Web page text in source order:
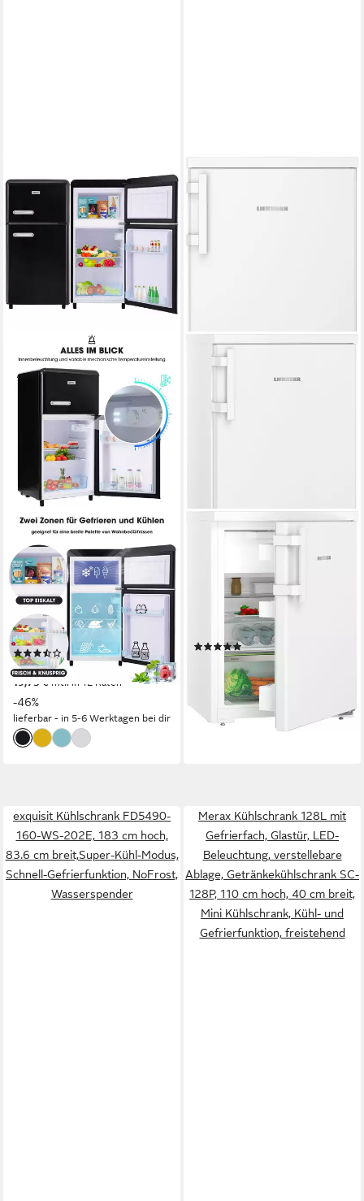
MERAX
Table Top Kühlschrank Retro
Kühl-/Gefrierkombination
BCD-100C
45 x 89 x 46 cm
B/H/T
39 dB(A)
Betriebsgeräusch
Produktdatenblatt
(22)
215,99 € UVP
399,99 €
19,73 € mtl. in 12 Raten
-46%
lieferbar - in 5-6 Werktagen bei dir
LIEBHERR
Kühlschrank Prime Rdi
60 x 85 x 60,7 cm B/H/T
Kapazität Kühlen
Kapazität Frieren
Produktdatenblatt
(1)
549,00 € UVP619,00 €
15,94 €mtl. in 48 Raten
lieferbar - in 2-3 Werktagen bei dir
exquisit Kühlschrank FD5490-
160-WS-202E, 183 cm hoch,
83.6 cm breit,Super-Kühl-Modus,
Schnell-Gefrierfunktion, NoFrost,
Wasserspender
Merax Kühlschrank 128L mit
Gefrierfach, Glastür, LED-
Beleuchtung, verstellebare
Ablage, Getränkekühlschrank SC-
128P, 110 cm hoch, 40 cm breit,
Mini Kühlschrank, Kühl- und
Gefrierfunktion, freistehend